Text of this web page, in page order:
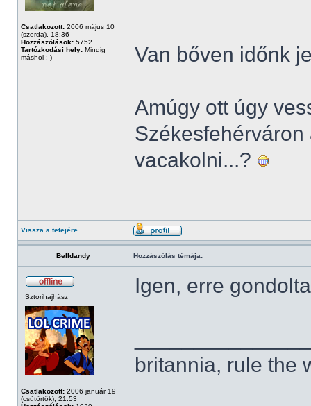
Csatlakozott: 2006 május 10
(szerda), 18:36
Hozzászólások: 5752
Tartózkodási hely: Mindig
máshol :-)
Van bőven időnk
Amúgy ott úgy
vacakolni...?
Vissza a tetejére
Belldandy Hozzászólás témája:
Sztorihajhász
Csatlakozott: 2006 január 19
(csütörtök), 21:53
Igen, erre
britannia, rule the